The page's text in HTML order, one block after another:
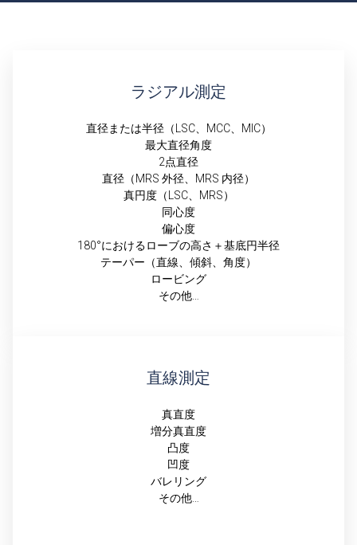
ラジアル測定
直径または半径（LSC、MCC、MIC）
最大直径角度
2点直径
直径（MRS 外径、MRS 内径）
真円度（LSC、MRS）
同心度
偏心度
180°におけるローブの高さ＋基底円半径
テーパー（直線、傾斜、角度）
ロービング
その他…
直線測定
真直度
増分真直度
凸度
凹度
バレリング
その他…